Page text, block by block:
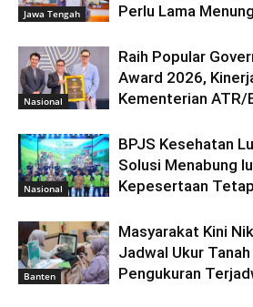
Jawa Tengah
Perlu Lama
Nasional
Raih Popular
Award 2026,
Kementerian ATR/
Nasional
BPJS Kesehatan
Solusi Menabung
Kepesertaan
Banten
Masyarakat Kini
Jadwal Ukur
Pengukuran